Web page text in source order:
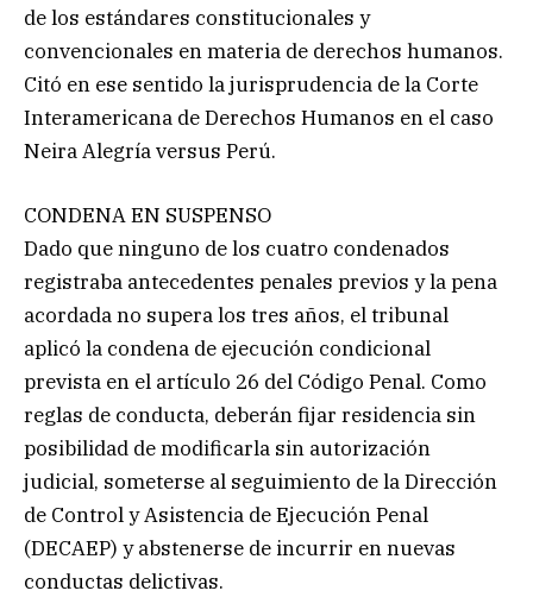
de los estándares constitucionales y
convencionales en materia de derechos humanos.
Citó en ese sentido la jurisprudencia de la Corte
Interamericana de Derechos Humanos en el caso
Neira Alegría versus Perú.
CONDENA EN SUSPENSO
Dado que ninguno de los cuatro condenados
registraba antecedentes penales previos y la pena
acordada no supera los tres años, el tribunal
aplicó la condena de ejecución condicional
prevista en el artículo 26 del Código Penal. Como
reglas de conducta, deberán fijar residencia sin
posibilidad de modificarla sin autorización
judicial, someterse al seguimiento de la Dirección
de Control y Asistencia de Ejecución Penal
(DECAEP) y abstenerse de incurrir en nuevas
conductas delictivas.